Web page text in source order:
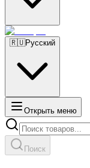
🇷🇺Русский
Открыть меню
Поиск